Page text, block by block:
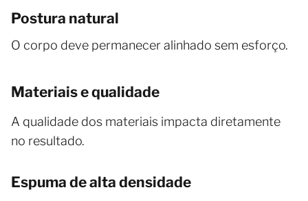
Postura natural
O corpo deve permanecer alinhado sem esforço.
Materiais e qualidade
A qualidade dos materiais impacta diretamente
no resultado.
Espuma de alta densidade